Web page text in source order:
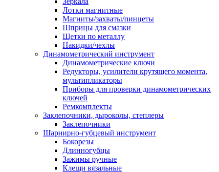
Лотки магнитные
Магниты/захваты/пинцеты
Шприцы для смазки
Щетки по металлу
Накидки/чехлы
Динамометрический инструмент
Динамометрические ключи
Редукторы, усилители крутящего момента,
мультипликаторы
Приборы для проверки динамометрических
ключей
Ремкомплекты
Заклепочники, дыроколы, степлеры
Заклепочники
Шарнирно-губцевый инструмент
Бокорезы
Длинногубцы
Зажимы ручные
Клещи вязальные